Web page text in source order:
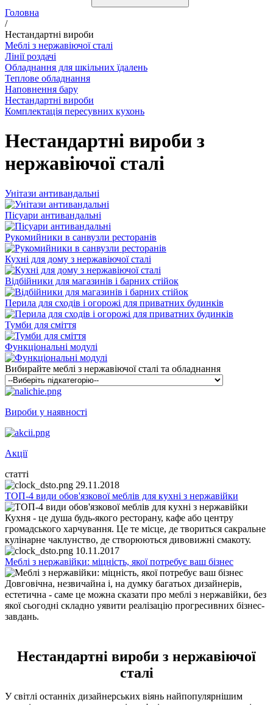
Головна
/
Нестандартні вироби
Меблі з нержавіючої сталі
Лінії роздачі
Обладнання для шкільних їдалень
Теплове обладнання
Наповнення бару
Нестандартні вироби
Комплектація пересувних кухонь
Нестандартні вироби з
нержавіючої сталі
Унітази антивандальні
Пісуари антивандальні
Рукомийники в санвузли ресторанів
Кухні для дому з нержавіючої сталі
Відбійники для магазинів і барних стійок
Перила для сходів і огорожі для приватних будинків
Тумби для сміття
Функціональні модулі
Вибирайте меблі з нержавіючої сталі та обладнання
Вироби у наявності
Акції
статті
29.11.2018
ТОП-4 види обов'язкової меблів для кухні з нержавійки
Кухня - це душа будь-якого ресторану, кафе або центру
громадського харчування. Це те місце, де твориться сакральне
кулінарне чаклунство, де створюються дивовижні смакоту.
10.11.2017
Меблі з нержавійки: міцність, якої потребує ваш бізнес
Довговічна, незвичайна і, на думку багатьох дизайнерів,
естетична - саме це можна сказати про меблі з нержавійки, без
якої сьогодні складно уявити реалізацію прогресивних бізнес-
завдань.
Нестандартні вироби з нержавіючої
сталі
У світлі останніх дизайнерських віянь найпопулярнішим